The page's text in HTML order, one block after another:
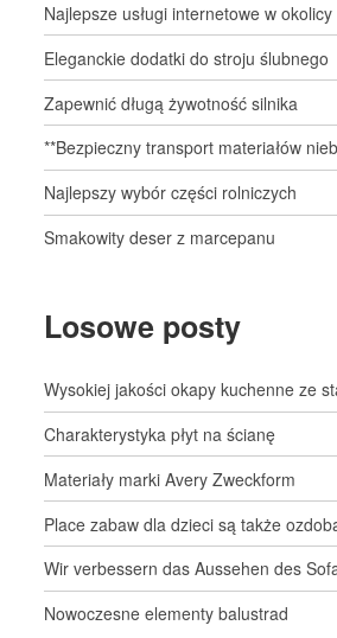
Najlepsze usługi internetowe w okolicy
Eleganckie dodatki do stroju ślubnego
Zapewnić długą żywotność silnika
**Bezpieczny transport materiałów
Najlepszy wybór części rolniczych
Smakowity deser z marcepanu
Losowe posty
Wysokiej jakości okapy kuchenne ze
Charakterystyka płyt na ścianę
Materiały marki Avery Zweckform
Place zabaw dla dzieci są także
Wir verbessern das Aussehen des
Nowoczesne elementy balustrad